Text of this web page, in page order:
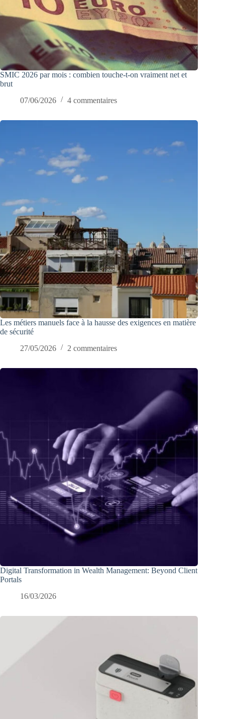
SMIC 2026 par mois : combien touche-t-on vraiment net et
brut
07/06/2026
4 commentaires
Les métiers manuels face à la hausse des exigences en matière
de sécurité
27/05/2026
2 commentaires
Digital Transformation in Wealth Management: Beyond Client
Portals
16/03/2026